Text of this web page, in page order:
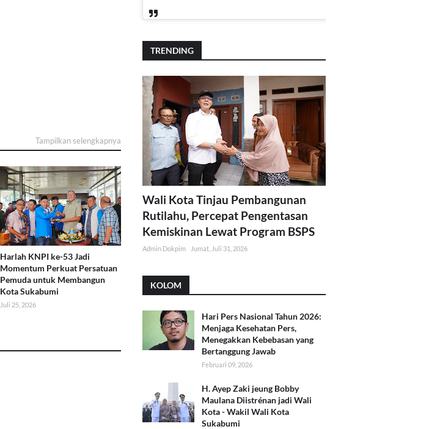
Tampilkan selengkapnya
Harlah KNPI ke-53 Jadi
Momentum Perkuat Persatuan
Pemuda untuk Membangun
Kota Sukabumi
Juli 25, 2026
TRENDING
Wali Kota Tinjau Pembangunan
Rutilahu, Percepat Pengentasan
Kemiskinan Lewat Program BSPS
Admin Dokpim Jumat, Juli 31, 2026
KOLOM
Hari Pers Nasional Tahun 2026:
Menjaga Kesehatan Pers,
Menegakkan Kebebasan yang
Bertanggung Jawab
Februari 09, 2026
H. Ayep Zaki jeung Bobby
Maulana Diistrénan jadi Wali
Kota - Wakil Wali Kota
Sukabumi